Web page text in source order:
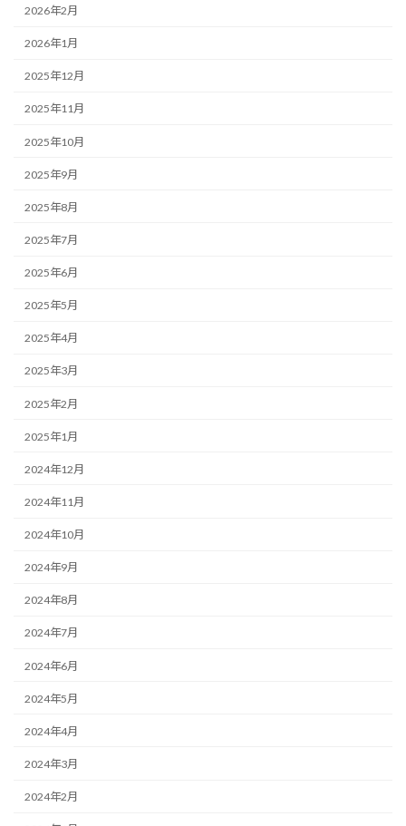
2026年2月
2026年1月
2025年12月
2025年11月
2025年10月
2025年9月
2025年8月
2025年7月
2025年6月
2025年5月
2025年4月
2025年3月
2025年2月
2025年1月
2024年12月
2024年11月
2024年10月
2024年9月
2024年8月
2024年7月
2024年6月
2024年5月
2024年4月
2024年3月
2024年2月